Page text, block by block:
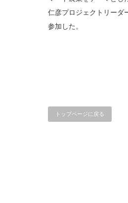
仁彦プロジェクトリーダ
参加した。
トップページに戻る